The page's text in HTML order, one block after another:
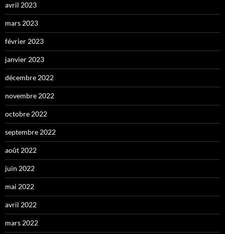
avril 2023
mars 2023
février 2023
janvier 2023
décembre 2022
novembre 2022
octobre 2022
septembre 2022
août 2022
juin 2022
mai 2022
avril 2022
mars 2022